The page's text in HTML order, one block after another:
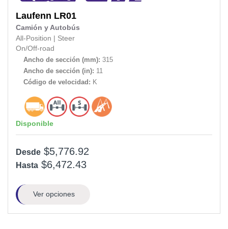
Laufenn LR01
Camión y Autobús
All-Position
Steer
On/Off-road
Ancho de sección (mm): 315
Ancho de sección (in): 11
Código de velocidad: K
Disponible
Desde $5,776.92
Hasta $6,472.43
Ver opciones